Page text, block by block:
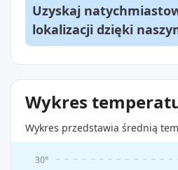
Uzyskaj
lokalizacji dzięki
Wykres
Wykres przedstawia średnią
30°